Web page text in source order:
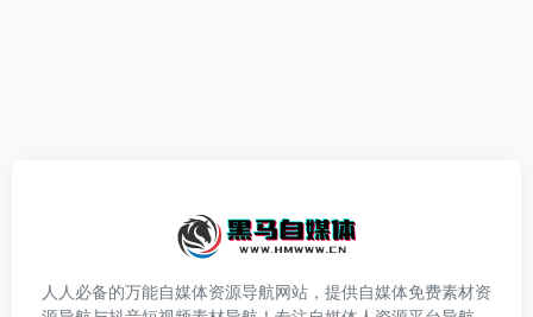
人人必备的万能自媒体资源导航网站，提供自媒体免费素材资